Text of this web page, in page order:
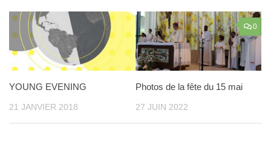
YOUNG EVENING
21 JANVIER 2018
0
Photos de la fête du 15 mai
27 JUIN 2022